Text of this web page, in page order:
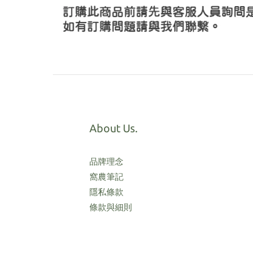
About Us.
品牌理念
窩農筆記
隱私條款
條款與細則